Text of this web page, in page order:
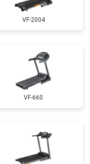
VF-2004
VF-660